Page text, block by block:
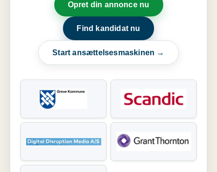
Opret din annonce nu
Find kandidat nu
Start ansættelsesmaskinen →